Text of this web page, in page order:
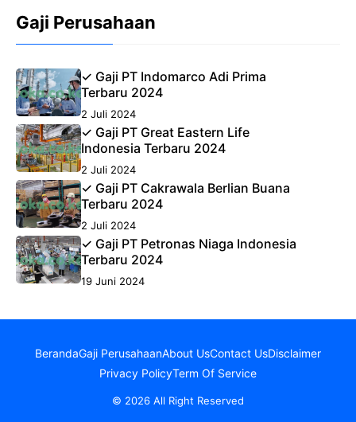
Gaji Perusahaan
✓ Gaji PT Indomarco Adi Prima
Terbaru 2024
2 Juli 2024
✓ Gaji PT Great Eastern Life
Indonesia Terbaru 2024
2 Juli 2024
✓ Gaji PT Cakrawala Berlian Buana
Terbaru 2024
2 Juli 2024
✓ Gaji PT Petronas Niaga Indonesia
Terbaru 2024
19 Juni 2024
BerandaGaji PerusahaanAbout UsContact UsDisclaimer
Privacy PolicyTerm Of Service
© 2026 All Right Reserved